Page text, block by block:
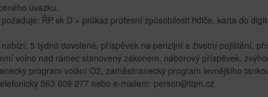
úvazku.
ŘP sk D + průkaz profesní způsobilosti řidiče, karta do
5 týdnů dovolené, příspěvek na penzijní a životní pojištění,
volno nad rámec stanovený zákonem, náborový příspěvek,
program volání O2, zaměstnanecký program levnějšího
563 609 277 nebo e-mailem: person@tqm.cz